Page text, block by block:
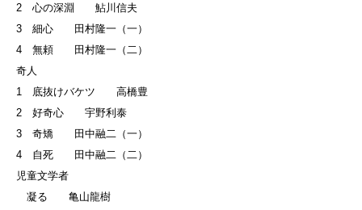
2 心の深淵 鮎川信夫
3 細心 田村隆一（一）
4 無頼 田村隆一（二）
奇人
1 底抜けバケツ 高橋豊
2 好奇心 宇野利泰
3 奇矯 田中融二（一）
4 自死 田中融二（二）
児童文学者
凝る 亀山龍樹